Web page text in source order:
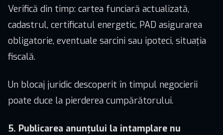
Verifică din timp: cartea funciară actualizată,
cadastrul, certificatul energetic, PAD asigurarea
obligatorie, eventuale sarcini sau ipoteci, situația
fiscală.
Un blocaj juridic descoperit în timpul negocierii
poate duce la pierderea cumpărătorului.
5. Publicarea anunțului la intamplare nu